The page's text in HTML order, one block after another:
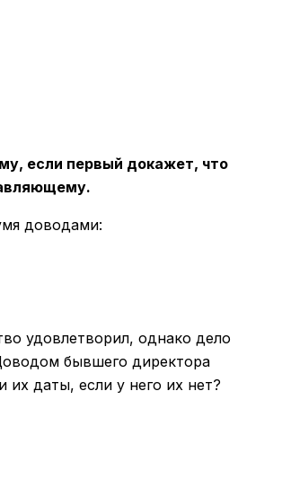
если первый докажет, что
доводами:
удовлетворил, однако дело
бывшего директора
даты, если у него их нет?